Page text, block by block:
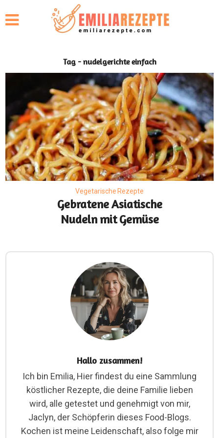
Tag - nudelgerichte einfach
Vegetarische Rezepte
Gebratene Asiatische
Nudeln mit Gemüse
Hallo zusammen!
Ich bin Emilia, Hier findest du eine Sammlung
köstlicher Rezepte, die deine Familie lieben
wird, alle getestet und genehmigt von mir,
Jaclyn, der Schöpferin dieses Food-Blogs.
Kochen ist meine Leidenschaft, also folge mir